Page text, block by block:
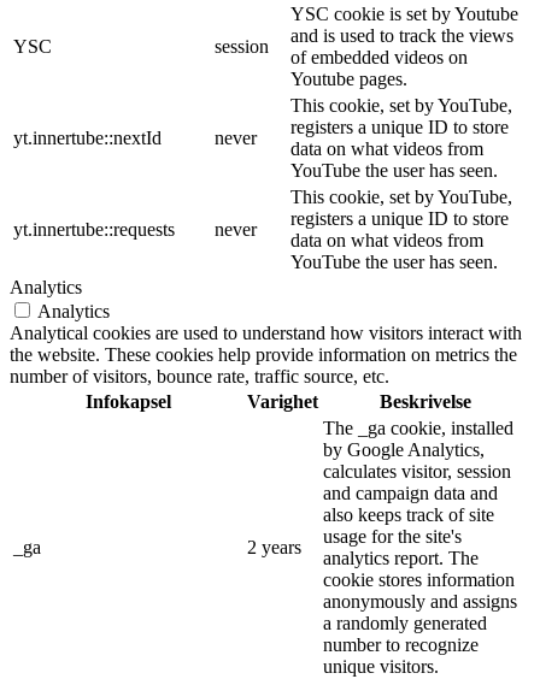
YSC session
YSC cookie is set by Youtube
and is used to track the views
of embedded videos on
Youtube pages.
yt.innertube::nextId never
This cookie, set by YouTube,
registers a unique ID to store
data on what videos from
YouTube the user has seen.
yt.innertube::requests never
This cookie, set by YouTube,
registers a unique ID to store
data on what videos from
YouTube the user has seen.
Analytics
Analytics
Analytical cookies are used to understand how visitors interact with
the website. These cookies help provide information on metrics the
number of visitors, bounce rate, traffic source, etc.
Infokapsel
Varighet Beskrivelse
_ga 2 years
The _ga cookie, installed
by Google Analytics,
calculates visitor, session
and campaign data and
also keeps track of site
usage for the site's
analytics report. The
cookie stores information
anonymously and assigns
a randomly generated
number to recognize
unique visitors.